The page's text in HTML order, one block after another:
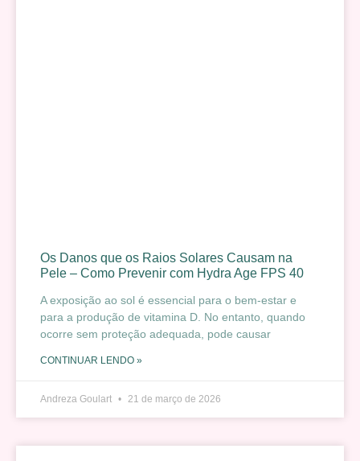
Os Danos que os Raios Solares Causam na
Pele – Como Prevenir com Hydra Age FPS 40
A exposição ao sol é essencial para o bem-estar e
para a produção de vitamina D. No entanto, quando
ocorre sem proteção adequada, pode causar
CONTINUAR LENDO »
Andreza Goulart 21 de março de 2026